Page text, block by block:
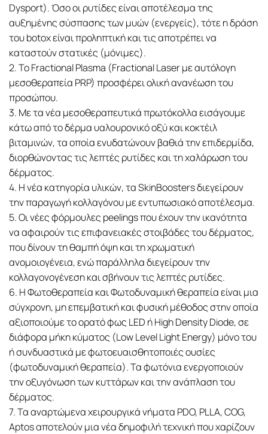
Dysport). Όσο οι ρυτίδες είναι αποτέλεσμα της
αυξημένης σύσπασης των μυών (ενεργείς), τότε η δράση
του botox είναι προληπτική και τις αποτρέπει να
καταστούν στατικές (μόνιμες).
2. Το Fractional Plasma (Fractional Laser με αυτόλογη
μεσοθεραπεία PRP) προσφέρει ολική ανανέωση του
προσώπου.
3. Με τα νέα μεσοθεραπευτικά πρωτόκολλα εισάγουμε
κάτω από το δέρμα υαλουρονικό οξύ και κοκτέιλ
βιταμινών, τα οποία ενυδατώνουν βαθιά την επιδερμίδα,
διορθώνοντας τις λεπτές ρυτίδες και τη χαλάρωση του
δέρματος.
4. Η νέα κατηγορία υλικών, τα SkinBoosters διεγείρουν
την παραγωγή κολλαγόνου με εντυπωσιακό αποτέλεσμα.
5. Οι νέες φόρμουλες peelings που έχουν την ικανότητα
να αφαιρούν τις επιφανειακές στοιβάδες του δέρματος,
που δίνουν τη θαμπή όψη και τη χρωματική
ανομοιογένεια, ενώ παράλληλα διεγείρουν την
κολλαγονογένεση και σβήνουν τις λεπτές ρυτίδες.
6. Η Φωτοθεραπεία και Φωτοδυναμική θεραπεία είναι μια
σύγχρονη, μη επεμβατική και φυσική μέθοδος στην οποία
αξιοποιούμε το ορατό φως LED ή High Density Diode, σε
διάφορα μήκη κύματος (Low Level Light Energy) μόνο του
ή συνδυαστικά με φωτοευαισθητοποιές ουσίες
(φωτοδυναμική θεραπεία). Τα φωτόνια ενεργοποιούν
την οξυγόνωση των κυττάρων και την ανάπλαση του
δέρματος.
7. Τα αναρτώμενα χειρουργικά νήματα PDO, PLLA, COG,
Aptos αποτελούν μια νέα δημοφιλή τεχνική που χαρίζουν